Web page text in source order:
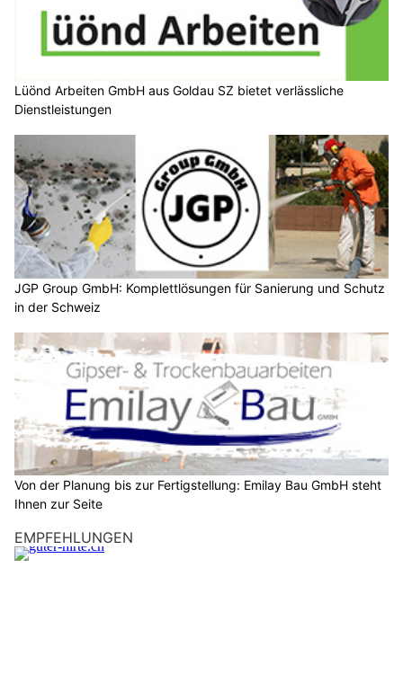
Lüönd Arbeiten GmbH aus Goldau SZ bietet verlässliche
Dienstleistungen
JGP Group GmbH: Komplettlösungen für Sanierung und Schutz
in der Schweiz
Von der Planung bis zur Fertigstellung: Emilay Bau GmbH steht
Ihnen zur Seite
EMPFEHLUNGEN